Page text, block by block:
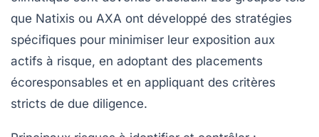
que Natixis ou AXA ont développé des stratégies
spécifiques pour minimiser leur exposition aux
actifs à risque, en adoptant des placements
écoresponsables et en appliquant des critères
stricts de due diligence.